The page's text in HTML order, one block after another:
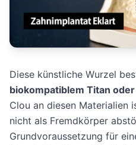
Diese künstliche Wurzel
biokompatiblem Titan
Clou an diesen Materialien
nicht als Fremdkörper
Grundvoraussetzung für